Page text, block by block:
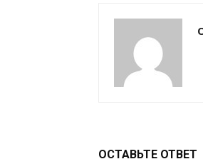
ОСТАВЬТЕ ОТВЕТ